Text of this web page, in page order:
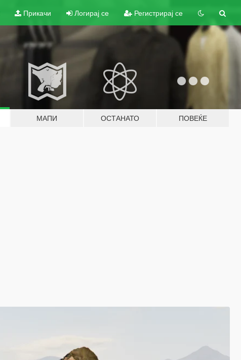
Прикачи Логирај се Регистрирај се
МАПИ ОСТАНАТО ПОВЕЌЕ